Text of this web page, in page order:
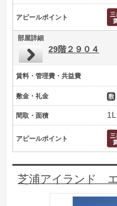
アピールポイント
部屋詳細
29階２９０４
賃料・管理費・共益費
敷金・礼金
間取・面積
アピールポイント
芝浦アイランド